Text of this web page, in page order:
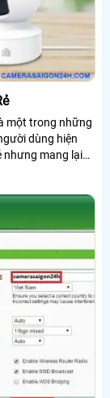
một trong những
dùng hiện